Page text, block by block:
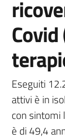
comunicazione
Seguici
su
Eseguiti
attivi è in
con sintomi
è di 49,4